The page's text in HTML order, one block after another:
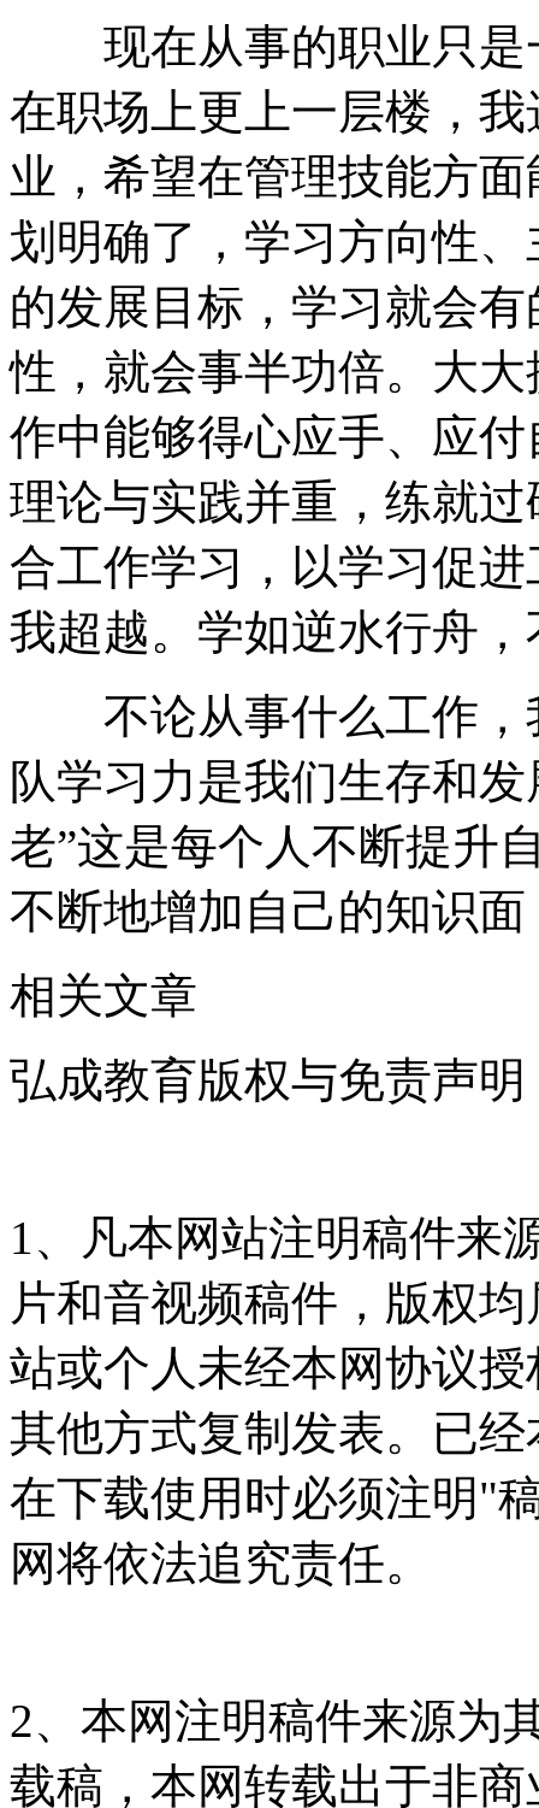
现在从事的职业只是
在职场上更上一层楼，
业，希望在管理技能方
划明确了，学习方向性
的发展目标，学习就会
性，就会事半功倍。大
作中能够得心应手、应
理论与实践并重，练就
合工作学习，以学习促
我超越。学如逆水行舟
不论从事什么工作，
队学习力是我们生存和
老”这是每个人不断提升
不断地增加自己的知识
相关文章
弘成教育版权与免责声明
1、凡本网站注明稿件来
片和音视频稿件，版权
站或个人未经本网协议
其他方式复制发表。已
在下载使用时必须注明"
网将依法追究责任。
2、本网注明稿件来源为
载稿，本网转载出于非